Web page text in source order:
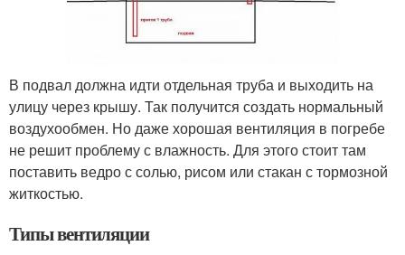
В подвал должна идти отдельная труба и выходить на
улицу через крышу. Так получится создать нормальный
воздухообмен. Но даже хорошая вентиляция в погребе
не решит проблему с влажность. Для этого стоит там
поставить ведро с солью, рисом или стакан с тормозной
житкостью.
Типы вентиляции